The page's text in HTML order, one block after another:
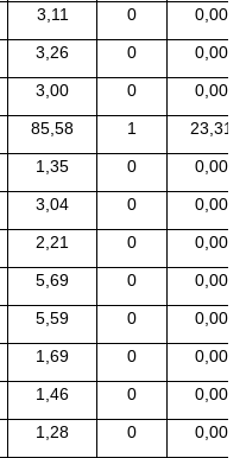
3,11 0
0,00
3,26 0
0,00
3,00 0
0,00
85,58 1
23,31
1,35 0
0,00
3,04 0
0,00
2,21 0
0,00
5,69 0
0,00
5,59 0
0,00
1,69 0
0,00
1,46 0
0,00
1,28 0
0,00